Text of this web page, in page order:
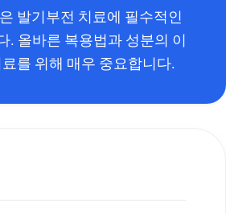
발기부전 치료에 필수적인
. 올바른 복용법과 성분의 이
를 위해 매우 중요합니다.